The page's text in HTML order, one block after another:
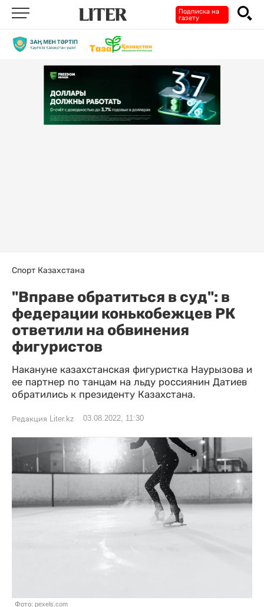
Подписка на
газету
Спорт Казахстана
"Вправе обратиться в суд": в
федерации конькобежцев РК
ответили на обвинения
фигуристов
Накануне казахстанская фигуристка Наурызова и
ее партнер по танцам на льду россиянин Датиев
обратились к президенту Казахстана.
Редакция Liter.kz 03.08.2022, 11:30
Фото: pexels.com